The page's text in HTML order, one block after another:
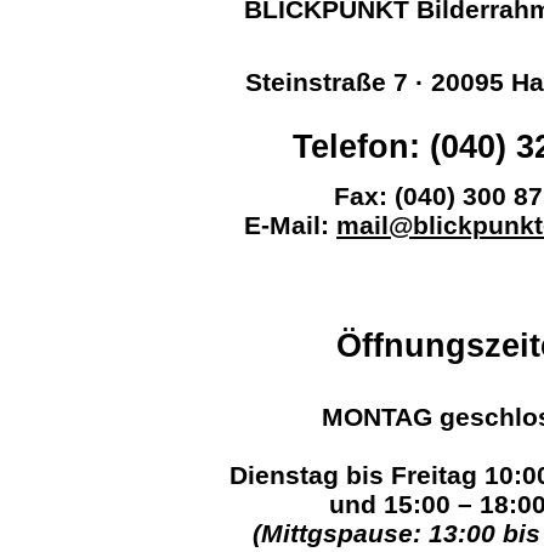
BLICKPUNKT
Steinstraße 7 · 20095
Telefon: (040)
Fax: (040) 300
E-Mail:
MONTAG
Dienstag bis Freitag
und 15:00 –
(Mittgspause: 13:00